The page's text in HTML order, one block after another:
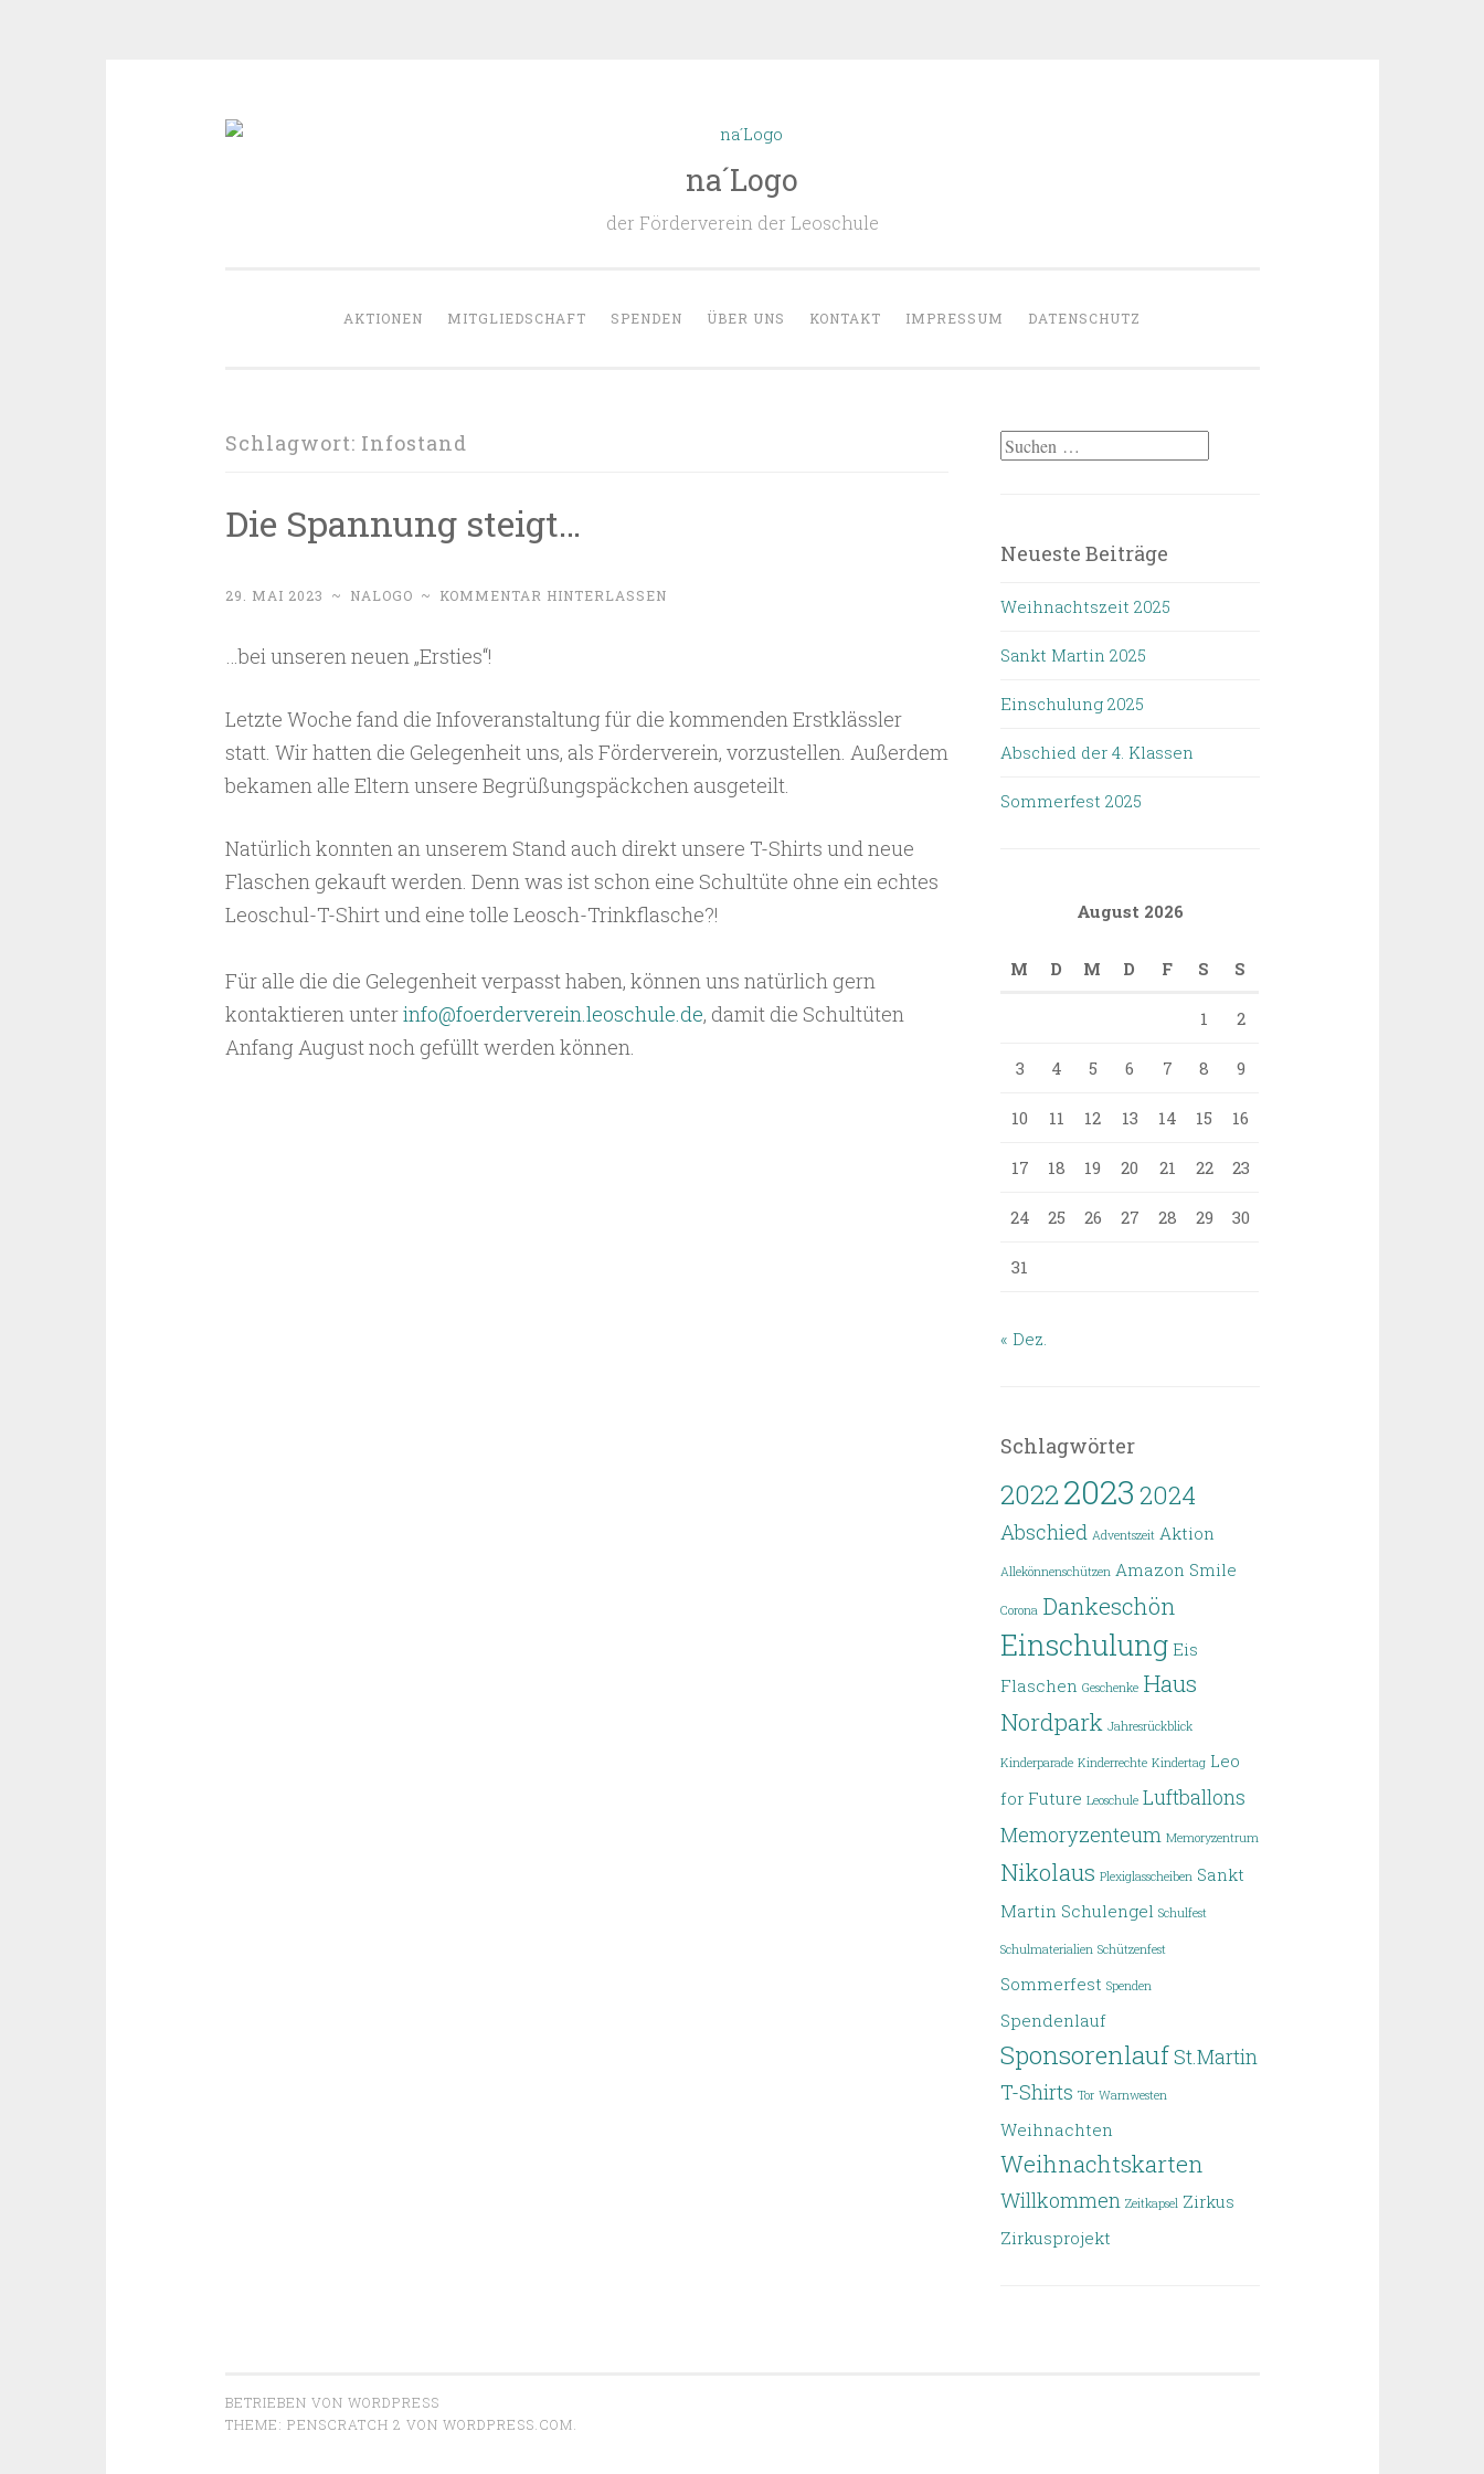
Zum
na´Logo
der Förderverein der Leoschule
AKTIONEN MITGLIEDSCHAFT SPENDEN ÜBER UNS KONTAKT IMPRESSUM DATENSCHUTZ
Schlagwort: Infostand
Die Spannung steigt…
29. MAI 2023 ~ NALOGO ~ KOMMENTAR HINTERLASSEN
…bei unseren neuen „Ersties“!
Letzte Woche fand die Infoveranstaltung für die kommenden Erstklässler
statt. Wir hatten die Gelegenheit uns, als Förderverein, vorzustellen. Außerdem
bekamen alle Eltern unsere Begrüßungspäckchen ausgeteilt.
Natürlich konnten an unserem Stand auch direkt unsere T-Shirts und neue
Flaschen gekauft werden. Denn was ist schon eine Schultüte ohne ein echtes
Leoschul-T-Shirt und eine tolle Leosch-Trinkflasche?!
Für alle die die Gelegenheit verpasst haben, können uns natürlich gern
kontaktieren unterinfo@foerderverein.leoschule.de, damit die Schultüten
Anfang August noch gefüllt werden können.
Suchen
Neueste Beiträge
Weihnachtszeit 2025
Sankt Martin 2025
Einschulung 2025
Abschied der 4. Klassen
Sommerfest 2025
August 2026
M D M D F S S
1 2
3 4 5 6 7 8 9
10 11 12 13 14 15 16
17 18 19 20 21 22 23
24 25 26 27 28 29 30
31
« Dez.
Schlagwörter
20222023 2024
Abschied Adventszeit Aktion
Allekönnenschützen Amazon Smile
Corona Dankeschön
Einschulung Eis
Flaschen Geschenke Haus
Nordpark Jahresrückblick
Kinderparade Kinderrechte Kindertag Leo
for Future Leoschule Luftballons
Memoryzenteum Memoryzentrum
Nikolaus Plexiglasscheiben Sankt
Martin Schulengel Schulfest
Schulmaterialien Schützenfest
Sommerfest Spenden
Spendenlauf
SponsorenlaufSt.Martin
T-Shirts Tor Warnwesten
Weihnachten
Weihnachtskarten
Willkommen Zeitkapsel Zirkus
Zirkusprojekt
BETRIEBEN VON WORDPRESS
THEME: PENSCRATCH 2 VON WORDPRESS.COM